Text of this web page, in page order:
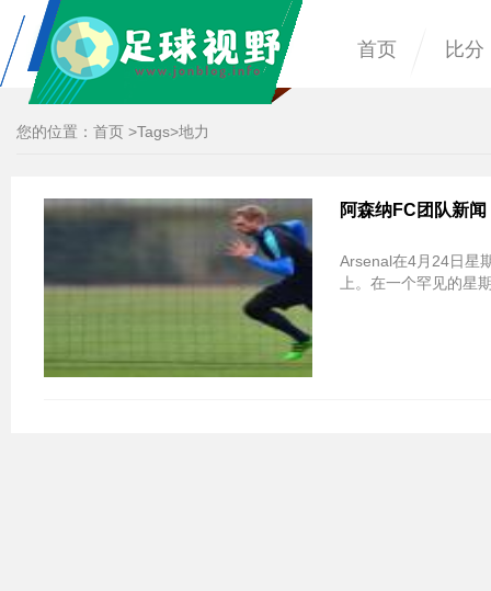
首页 比分
您的位置： 首页 >Tags>地力
阿森纳FC团队新
Arsenal在4月24日星
上。在一个罕见的星